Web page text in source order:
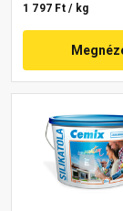
1 797 Ft / kg